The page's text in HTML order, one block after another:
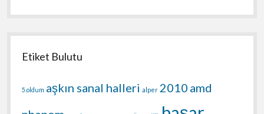
Etiket Bulutu
5.oldum aşkın sanal halleri alper 2010 amd